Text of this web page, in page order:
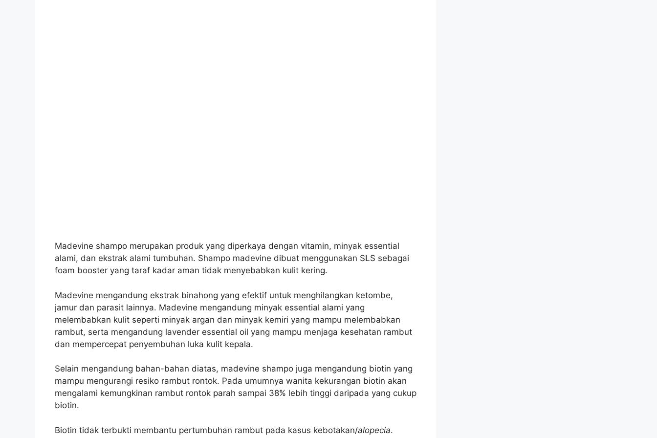
Madevine shampo merupakan produk yang diperkaya dengan vitamin, minyak essential
alami, dan ekstrak alami tumbuhan. Shampo madevine dibuat menggunakan SLS sebagai
foam booster yang taraf kadar aman tidak menyebabkan kulit kering.
Madevine mengandung ekstrak binahong yang efektif untuk menghilangkan ketombe,
jamur dan parasit lainnya. Madevine mengandung minyak essential alami yang
melembabkan kulit seperti minyak argan dan minyak kemiri yang mampu melembabkan
rambut, serta mengandung lavender essential oil yang mampu menjaga kesehatan rambut
dan mempercepat penyembuhan luka kulit kepala.
Selain mengandung bahan-bahan diatas, madevine shampo juga mengandung biotin yang
mampu mengurangi resiko rambut rontok. Pada umumnya wanita kekurangan biotin akan
mengalami kemungkinan rambut rontok parah sampai 38% lebih tinggi daripada yang cukup
biotin.
Biotin tidak terbukti membantu pertumbuhan rambut pada kasus kebotakan/alopecia.